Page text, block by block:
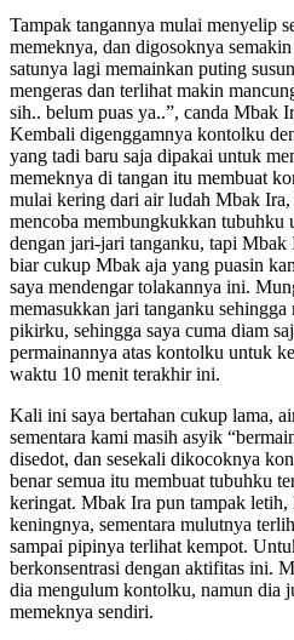
Tampak tangannya mulai menyelip
memeknya, dan digosoknya
satunya lagi memainkan puting
mengeras dan terlihat makin
sih.. belum puas ya..”, canda Mbak
Kembali digenggamnya kontolku
yang tadi baru saja dipakai untuk
memeknya di tangan itu membuat
mulai kering dari air ludah Mbak
mencoba membungkukkan tubuhku
dengan jari-jari tanganku, tapi Mbak
biar cukup Mbak aja yang puasin
saya mendengar tolakannya ini.
memasukkan jari tanganku sehingga
pikirku, sehingga saya cuma diam
permainannya atas kontolku untuk
waktu 10 menit terakhir ini.
Kali ini saya bertahan cukup lama,
sementara kami masih asyik
disedot, dan sesekali dikocoknya
benar semua itu membuat tubuhku
keringat. Mbak Ira pun tampak letih,
keningnya, sementara mulutnya
sampai pipinya terlihat kempot.
berkonsentrasi dengan aktifitas ini.
dia mengulum kontolku, namun dia
memeknya sendiri.